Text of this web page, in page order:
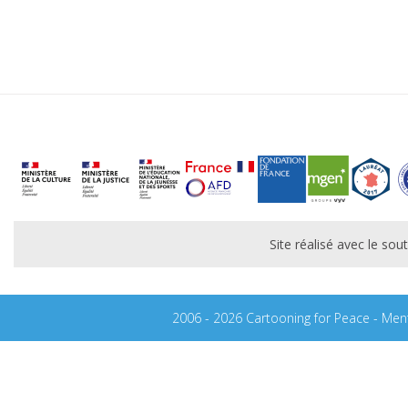
Site réalisé avec le
2006 - 2026 Cartooning for Peace -